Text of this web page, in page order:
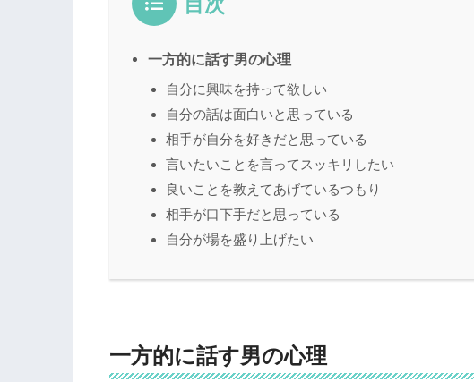
一方的に話す男の心理
自分に興味を持って欲しい
自分の話は面白いと思っている
相手が自分を好きだと思っている
言いたいことを言ってスッキリしたい
良いことを教えてあげているつもり
相手が口下手だと思っている
自分が場を盛り上げたい
一方的に話す男の心理